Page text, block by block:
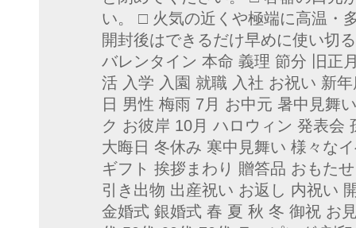
い。 □ 火気の近くや極端に高温・
開封後はできるだけ早めに使い切
バレンタイン 本命 義理 節分 旧
活 入学 入園 就職 入社 お祝い 新
日 男性 梅雨 7月 お中元 暑中見舞
ク お彼岸 10月 ハロウィン 発表会
大晦日 冬休み 寒中見舞い 様々な
ギフト 挨拶まわり 贈答品 おもた
引き出物 出産祝い お返し 内祝い
金婚式 銀婚式 春 夏 秋 冬 御祝 お